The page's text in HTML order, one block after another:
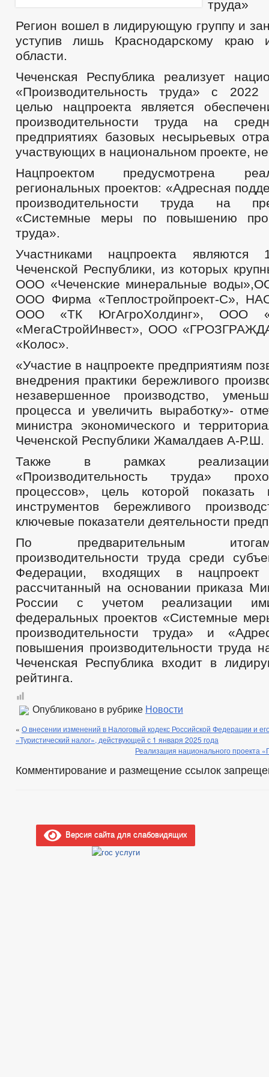
ПОРЯДОК ОБЖАЛОВАНИЯ НПА
БЮДЖЕТ
ОТЧЕТ ОБ ИСПОЛНЕНИИ БЮДЖЕТА
_
МУНИЦИПАЛЬНЫЕ УСЛУГИ
МУНИЦИПАЛЬНЫЕ УСЛУГИ
ПРИЕМ ГРАЖДАН
ОБРАЩЕНИЕ К ГЛАВЕ
ИНТЕРНЕТ
ОБЗОРЫ ОБРАЩЕНИЙ ГРАЖДАН
ФОРМА
РЕГЛАМЕНТ РАССМОТРЕНИЯ ОБРАЩЕНИЙ
труда»
Регион вошел в лидирующую группу и
уступив лишь Краснодарскому краю
области.
Чеченская Республика реализует
«Производительность труда» с 2022
целью нацпроекта является
производительности труда на
предприятиях базовых несырьевых
участвующих в национальном проекте,
Нацпроектом предусмотрена
региональных проектов: «Адресная
производительности труда на
«Системные меры по повышению
труда».
Участниками нацпроекта являются
Чеченской Республики, из которых
ООО «Чеченские минеральные
ООО Фирма «Теплостройпроект-С»,
ООО «ТК ЮгАгроХолдинг», ООО
«МегаСтройИнвест», ООО
«Колос».
«Участие в нацпроекте предприятиям
внедрения практики бережливого
незавершенное производство,
процесса и увеличить выработку»-
министра экономического и
Чеченской Республики Жамалдаев А-Р.Ш.
Также в рамках реализации
«Производительность труда»
процессов», цель которой показать
инструментов бережливого
ключевые показатели деятельности
По предварительным
производительности труда среди
Федерации, входящих в
рассчитанный на основании приказа
России с учетом реализации
федеральных проектов «Системные
производительности труда» и
повышения производительности труда
Чеченская Республика входит в
рейтинга.
Опубликовано в рубрике Новости
« О внесении изменений в Налоговый кодекс Российской Федерации и
«Туристический налог», действующей с 1 января 2025 года
Реализация национального проекта
Комментирование и размещение ссылок
Версия сайта для слабовидящих